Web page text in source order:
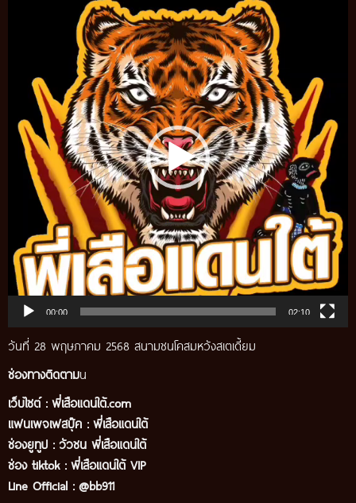
00:00 02:10
วันที่ 28 พฤษภาคม 2568 สนามชนโคสมหวังสเตเดี้ยม
ช่องทางติดตามน
เว็บไซต์ : พี่เสือแดนใต้.com
แฟนเพจเฟสบุ๊ค : พี่เสือแดนใต้
ช่องยูทูป : วัวชน พี่เสือแดนใต้
ช่อง tiktok : พี่เสือแดนใต้ VIP
Line Official : @bb911